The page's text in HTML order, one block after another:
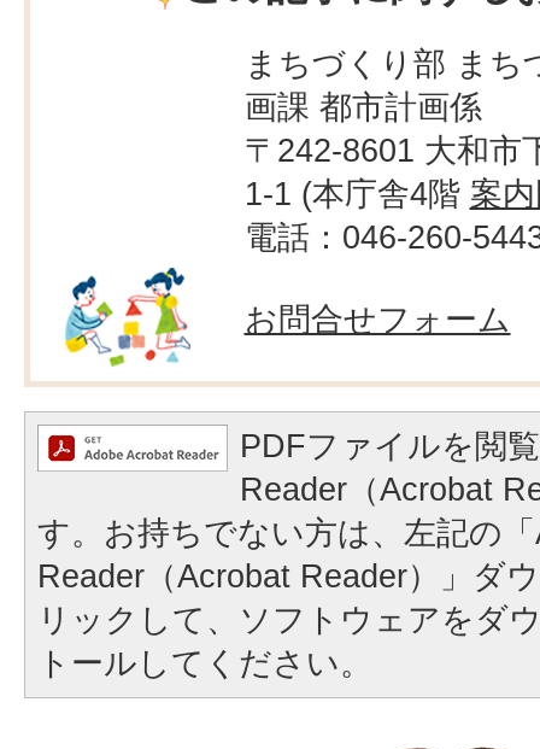
まちづくり部 まち
画課 都市計画係
〒242-8601 大和市
1-1 (本庁舎4階 案
電話：046-260-
お問合せフォーム
PDFファイルを閲
Reader（Acrobat
す。お持ちでない方は、左記の
Reader（Acrobat Reader）」ダ
リックして、ソフトウェアをダ
トールしてください。